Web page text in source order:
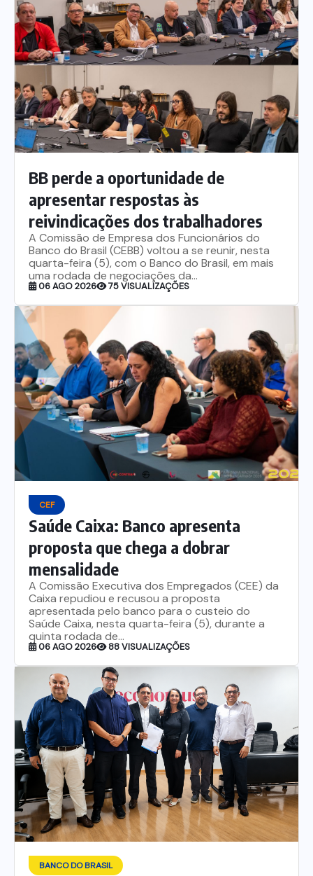
BB perde a oportunidade de
apresentar respostas às
reivindicações dos trabalhadores
A Comissão de Empresa dos Funcionários do
Banco do Brasil (CEBB) voltou a se reunir, nesta
quarta-feira (5), com o Banco do Brasil, em mais
uma rodada de negociações da...
06 AGO 2026 75 VISUALIZAÇÕES
CEF
Saúde Caixa: Banco apresenta
proposta que chega a dobrar
mensalidade
A Comissão Executiva dos Empregados (CEE) da
Caixa repudiou e recusou a proposta
apresentada pelo banco para o custeio do
Saúde Caixa, nesta quarta-feira (5), durante a
quinta rodada de...
06 AGO 2026 88 VISUALIZAÇÕES
BANCO DO BRASIL